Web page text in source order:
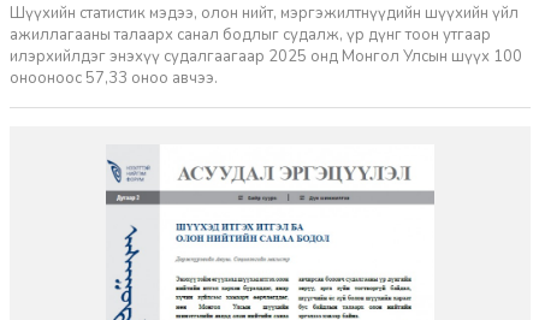
Шүүхийн статистик мэдээ, олон нийт, мэргэжилтнүүдийн шүүхийн үйл
ажиллагааны талаарх санал бодлыг судалж, үр дүнг тоон утгаар
илэрхийлдэг энэхүү судалгаагаар 2025 онд Монгол Улсын шүүх 100
онооноос 57,33 оноо авчээ.